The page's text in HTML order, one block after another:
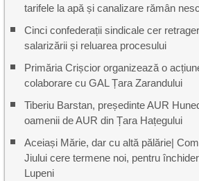
tarifele la apă și canalizare rămân
Cinci confederații sindicale cer
salarizării și reluarea procesului
Primăria Crișcior organizează o
colaborare cu GAL Țara Zarandului
Tiberiu Barstan, președinte AUR
oamenii de AUR din Țara Hațegului
Aceiași Mărie, dar cu altă pălărie|
Jiului cere termene noi, pentru
Lupeni